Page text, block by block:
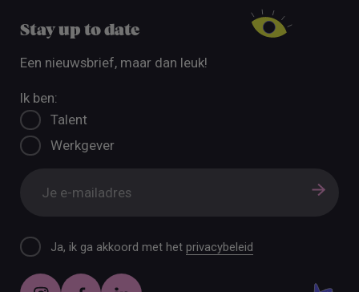
Stay up to date
Een nieuwsbrief, maar dan leuk!
Ik ben:
Talent
Werkgever
Ja, ik ga akkoord met hetprivacybeleid